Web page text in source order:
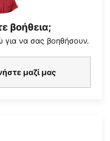
βοήθεια;
για να σας βοηθήσουν.
μαζί μας